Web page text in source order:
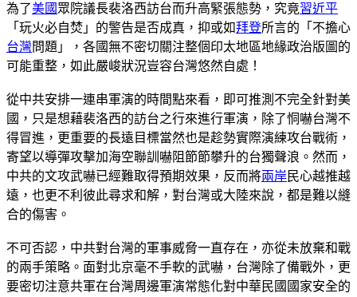
為了美國 眾院議長裴洛西訪台而升高緊張態勢，究竟習近平
「玩火必自焚」的警告是否成真，抑或如拜登所言的「不擔心
台灣問題」，各國無不密切關注整個印太地區地緣政治版圖的
可能重整，如此嚴峻狀況豈容台灣悠然自處！
從中共安排一連串軍演的時間點來看，即可推測不完全針對美
國，只是想藉裴洛西的訪台之行來進行軍演，除了恫嚇台灣不
得冒進，更重要的長遠目標當然也是趁勢實際演練攻台戰術，
寄望以導彈攻擊加海空聯訓嚇阻節節攀升的台獨聲浪。然而，
中共的文攻武嚇已經難取得預期效果，反而將兩岸民心越推越
遠，也更不利彼此尋求和解，對台灣或大陸來說，都是難以縫
合的傷害。
不可否認，中共對台灣的軍事威脅一直存在，亦從未放棄和戰
的兩手策略。面對北京毫不手軟的武嚇，台灣除了備戰外，更
要密切注意共軍在台灣周邊軍演常態化對中華民國國家安全的